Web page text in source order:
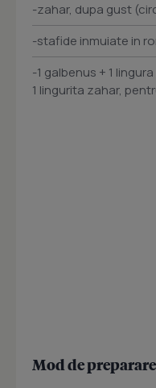
-zahar, dupa gust
-stafide inmuiate in
-1 galbenus + 1
1 lingurita zahar,
Mod de preparare